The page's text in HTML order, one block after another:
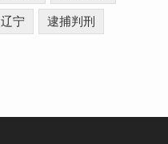
辽宁 逮捕判刑